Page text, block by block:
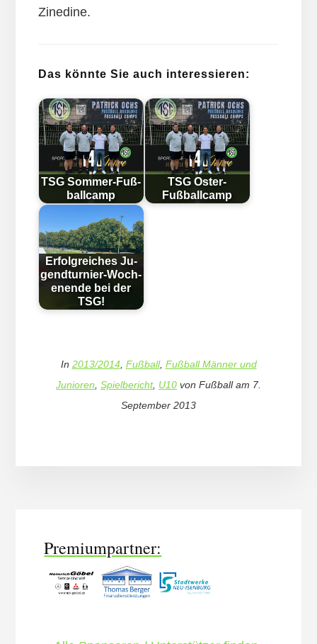
Zinedine.
Das könnte Sie auch interessieren:
TSG Som­mer-Fuß­
ball­camp
TSG Oster-
Fußballcamp
Erfolg­reich­es Ju­
gend­tur­nier-Woch­
en­en­de bei der
TSG!
In 2013/2014, Fußball, Fußball Männer und
Junioren Spielbericht, U10 von Fußballam 7.
September 2013
Premiumpartner: